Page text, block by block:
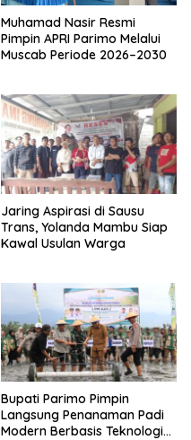
Muhamad Nasir Resmi
Pimpin APRI Parimo Melalui
Muscab Periode 2026–2030
Jaring Aspirasi di Sausu
Trans, Yolanda Mambu Siap
Kawal Usulan Warga
Bupati Parimo Pimpin
Langsung Penanaman Padi
Modern Berbasis Teknologi